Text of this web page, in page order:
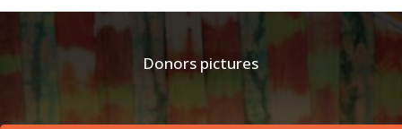
Donors pictures